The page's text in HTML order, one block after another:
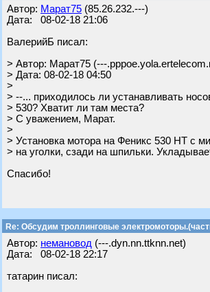
Автор: Марат75 (85.26.232.---)
Дата: 08-02-18 21:06
ВалерийБ писал:
> Автор: Марат75 (---
> Дата: 08-02-18 04:50
>
> --... приходилось ли устанавливать
> 530? Хватит ли там места?
> С уважением, Марат.
>
> Установка мотора на Феникс 530 НТ с
> на уголки, сзади на шпильки.
Спасибо!
Re: Обсудим троллинговые
Автор: немановод (---.dyn.nn.ttknn.net)
Дата: 08-02-18 22:17
татарин писал: